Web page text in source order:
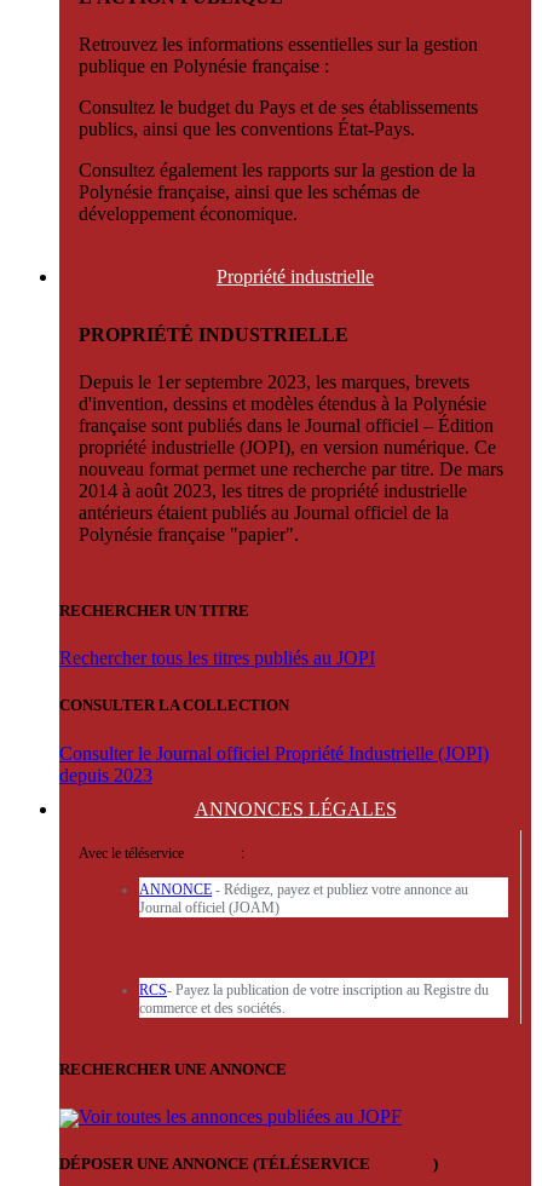
Retrouvez les informations essentielles sur la gestion
publique en Polynésie française :
Consultez le budget du Pays et de ses établissements
publics, ainsi que les conventions État-Pays.
Consultez également les rapports sur la gestion de la
Polynésie française, ainsi que les schémas de
développement économique.
Propriété industrielle
PROPRIÉTÉ INDUSTRIELLE
Depuis le 1er septembre 2023, les marques, brevets
d'invention, dessins et modèles étendus à la Polynésie
française sont publiés dans le Journal officiel – Édition
propriété industrielle (JOPI), en version numérique. Ce
nouveau format permet une recherche par titre. De mars
2014 à août 2023, les titres de propriété industrielle
antérieurs étaient publiés au Journal officiel de la
Polynésie française "papier".
RECHERCHER UN TITRE
Rechercher tous les titres publiés au JOPI
CONSULTER LA COLLECTION
Consulter le Journal officiel Propriété Industrielle (JOPI)
depuis 2023
ANNONCES LÉGALES
Avec le téléservice :
ANNONCE - Rédigez, payez et publiez votre annonce au
Journal officiel (JOAM)
RCS- Payez la publication de votre inscription au Registre du
commerce et des sociétés.
RECHERCHER UNE ANNONCE
Voir toutes les annonces publiées au JOPF
DÉPOSER UNE ANNONCE (TÉLÉSERVICE )